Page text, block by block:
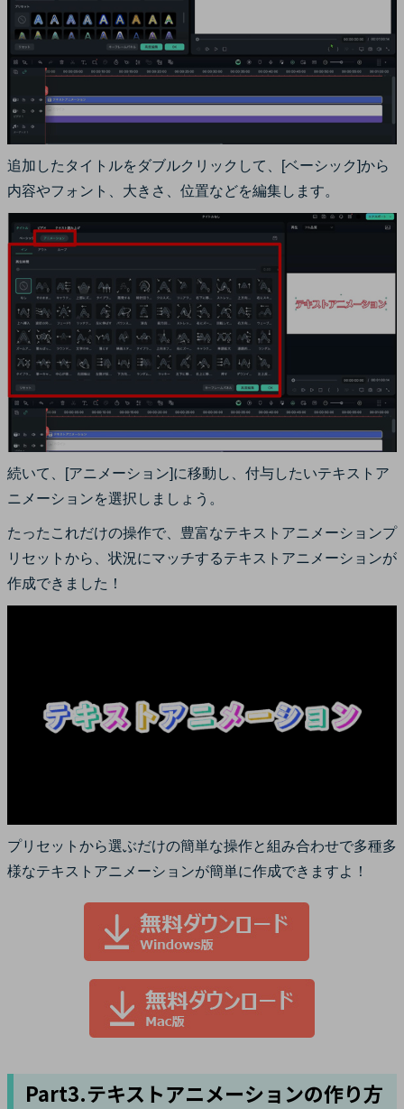
追加したタイトルをダブルクリックして、[ベーシック]から
内容やフォント、大きさ、位置などを編集します。
続いて、[アニメーション]に移動し、付与したいテキストア
ニメーションを選択しましょう。
たったこれだけの操作で、豊富なテキストアニメーションプ
リセットから、状況にマッチするテキストアニメーションが
作成できました！
プリセットから選ぶだけの簡単な操作と組み合わせで多種多
様なテキストアニメーションが簡単に作成できますよ！
Part3.テキストアニメーションの作り方